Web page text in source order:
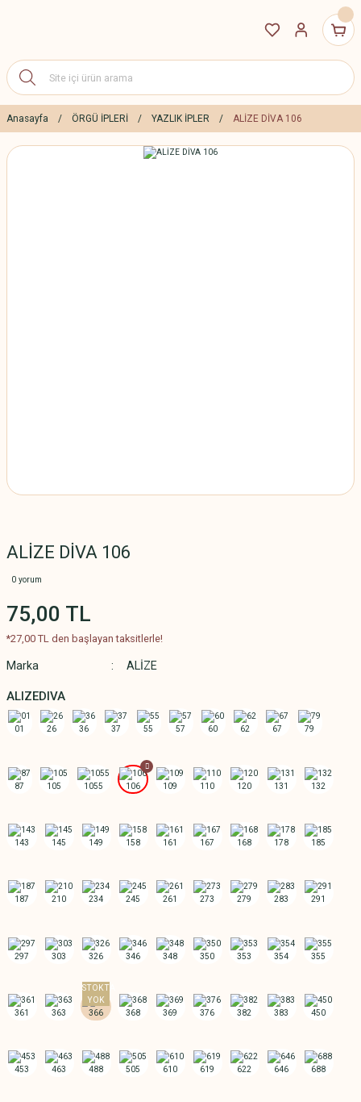
Anasayfa ÖRGÜ İPLERİ YAZLIK İPLER ALİZE DİVA 106
ALİZE DİVA 106
0 yorum
75,00 TL
*27,00 TL den başlayan taksitlerle!
Marka ALİZE
ALIZEDIVA